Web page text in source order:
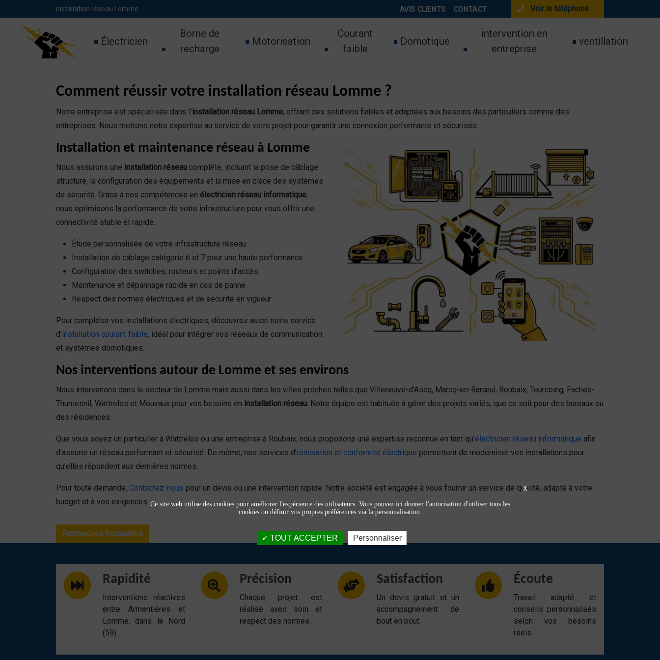
installation réseau Lomme AVIS CLIENTS CONTACT Voir le téléphone
Électricien
Borne de
recharge
Motorisation
Courant
faible
Domotique
intervention en
entreprise
ventillation
Comment réussir votre installation réseau Lomme ?
Notre entreprise est spécialisée dans l'installation réseau Lomme, offrant des solutions fiables et adaptées aux besoins des particuliers comme des
entreprises. Nous mettons notre expertise au service de votre projet pour garantir une connexion performante et sécurisée.
Installation et maintenance réseau à Lomme
Nous assurons une installation réseau complète, incluant la pose de câblage
structuré, la configuration des équipements et la mise en place des systèmes
de sécurité. Grâce à nos compétences en électricien réseau informatique,
nous optimisons la performance de votre infrastructure pour vous offrir une
connectivité stable et rapide.
Étude personnalisée de votre infrastructure réseau
Installation de câblage catégorie 6 et 7 pour une haute performance
Configuration des switches, routeurs et points d’accès
Maintenance et dépannage rapide en cas de panne
Respect des normes électriques et de sécurité en vigueur
Pour compléter vos installations électriques, découvrez aussi notre service
d’installation courant faible, idéal pour intégrer vos réseaux de communication
et systèmes domotiques.
Nos interventions autour de Lomme et ses environs
Nous intervenons dans le secteur de Lomme mais aussi dans les villes proches telles que Villeneuve-d’Ascq, Marcq-en-Barœul, Roubaix, Tourcoing, Faches-
Thumesnil, Wattrelos et Mouvaux pour vos besoins en installation réseau. Notre équipe est habituée à gérer des projets variés, que ce soit pour des bureaux ou
des résidences.
Que vous soyez un particulier à Wattrelos ou une entreprise à Roubaix, nous proposons une expertise reconnue en tant qu’électricien réseau informatique afin
d’assurer un réseau performant et sécurisé. De même, nos services d’rénovation et conformité électrique permettent de moderniser vos installations pour
qu’elles répondent aux dernières normes.
Pour toute demande, Contactez-nous pour un devis ou une intervention rapide. Notre société est engagée à vous fournir un service de qualité, adapté à votre
budget et à vos exigences.
Recherches fréquentes
Rapidité
Interventions réactives
entre Armentières et
Lomme, dans le Nord
(59).
Précision
Chaque projet est
réalisé avec soin et
respect des normes.
Satisfaction
Un devis gratuit et un
accompagnement de
bout en bout.
Écoute
Travail adapté et
conseils personnalisés
selon vos besoins
réels.
Panneau de gestion des cookies
X
Ce site web utilise des cookies pour améliorer l'expérience des utilisateurs. Vous pouvez ici donner l'autorisation d'utiliser tous les
cookies ou définir vos propres préférences via la personnalisation.
TOUT ACCEPTER Personnaliser